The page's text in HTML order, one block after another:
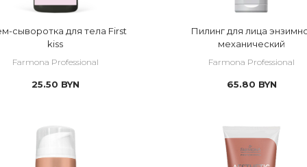
сыворотка для тела First
kiss
Farmona Professional
25.50 BYN
Пилинг для лица
механический
Farmona Professional
65.80 BYN